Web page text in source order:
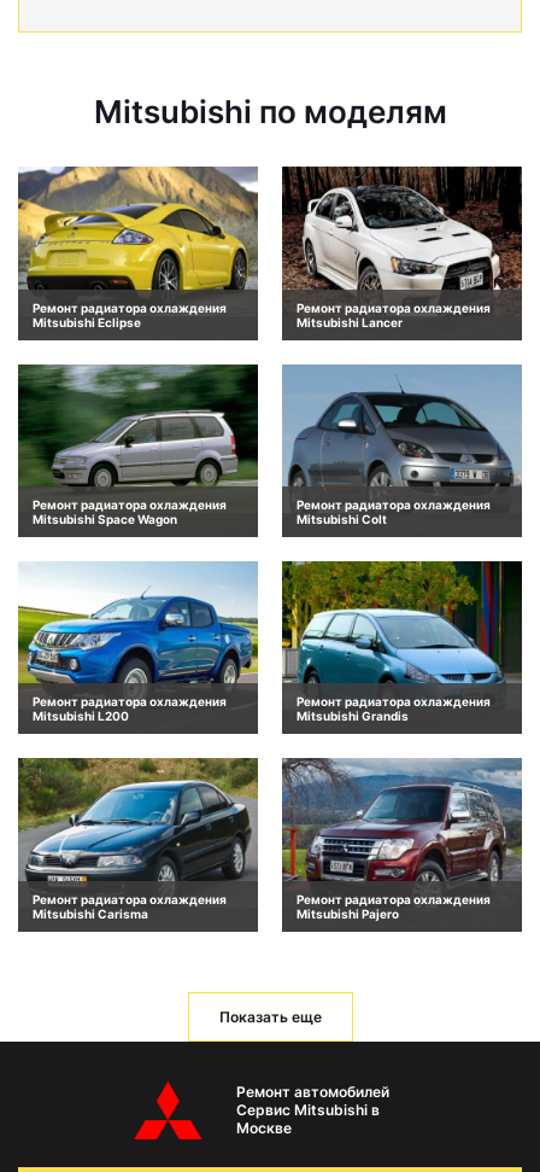
Mitsubishi по моделям
Ремонт радиатора охлаждения
Mitsubishi Eclipse
Ремонт радиатора охлаждения
Mitsubishi Lancer
Ремонт радиатора охлаждения
Mitsubishi Space Wagon
Ремонт радиатора охлаждения
Mitsubishi Colt
Ремонт радиатора охлаждения
Mitsubishi L200
Ремонт радиатора охлаждения
Mitsubishi Grandis
Ремонт радиатора охлаждения
Mitsubishi Carisma
Ремонт радиатора охлаждения
Mitsubishi Pajero
Показать еще
Ремонт автомобилей
Сервис Mitsubishi в
Москве